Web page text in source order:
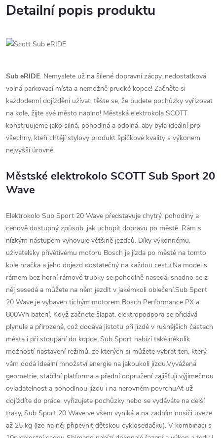
Detailní popis produktu
Sub eRIDE. Nemyslete už na šílené dopravní zácpy, nedostatková
volná parkovací místa a nemožně prudké kopce! Začněte si
každodenní dojíždění užívat, těšte se, že budete pochůzky vyřizovat
na kole, žijte své město naplno! Městská elektrokola SCOTT
konstruujeme jako silná, pohodlná a odolná, aby byla ideální pro
všechny, kteří chtějí stylový produkt špičkové kvality s výkonem
nejvyšší úrovně.
Městské elektrokolo SCOTT Sub Sport 20
Wave
Elektrokolo Sub Sport 20 Wave představuje chytrý, pohodlný a
cenově dostupný způsob, jak uchopit dopravu po městě. Rám s
nízkým nástupem vyhovuje většině jezdců. Díky výkonnému,
uživatelsky přívětivému motoru Bosch je jízda po městě na tomto
kole hračka a jeho dojezd dostatečný na každou cestu.Na model s
rámem bez horní rámové trubky se pohodlně nasedá, snadno se z
něj sesedá a můžete na něm jezdit v jakémkoli oblečení.Sub Sport
20 Wave je vybaven tichým motorem Bosch Performance PX a
800Wh baterií. Když začnete šlapat, elektropodpora se přidává
plynule a přirozeně, což dodává jistotu při jízdě v rušnějších částech
města i při stoupání do kopce. Sub Sport nabízí také několik
možností nastavení režimů, ze kterých si můžete vybrat ten, který
vám dodá ideální množství energie na jakoukoli jízdu.Vyvážená
geometrie, stabilní platforma a přední odpružení zajišťují výjimečnou
ovladatelnost a pohodlnou jízdu i na nerovném povrchuAť už
dojíždíte do práce, vyřizujete pochůzky nebo se vydáváte na delší
trasy, Sub Sport 20 Wave ve všem vyniká a na zadním nosiči uveze
až 25 kg (lze na něj připevnit dětskou cyklosedačku). V kombinaci s